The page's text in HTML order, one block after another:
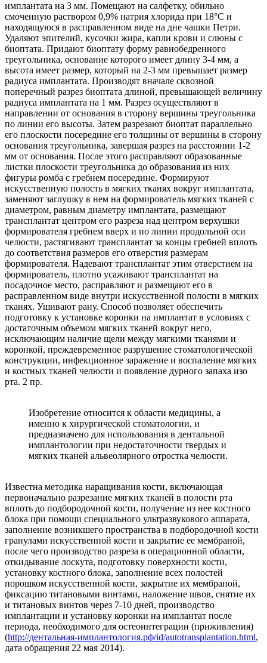
имплантата на 3 мм. Помещают на салфетку, обильно
смоченную раствором 0,9% натрия хлорида при 18°C и
находящуюся в расправленном виде на дне чашки Петри.
Удаляют эпителий, кусочки жира, капли крови и слюны с
биоптата. Придают биоптату форму равнобедренного
треугольника, основание которого имеет длину 3-4 мм, а
высота имеет размер, который на 2-3 мм превышает размер
радиуса имплантата. Производят вначале сквозной
поперечный разрез биоптата длиной, превышающей величину
радиуса имплантата на 1 мм. Разрез осуществляют в
направлении от основания в сторону вершины треугольника
по линии его высоты. Затем разрезают биоптат параллельно
его плоскости посередине его толщины от вершины в сторону
основания треугольника, завершая разрез на расстоянии 1-2
мм от основания. После этого расправляют образованные
листки плоскости треугольника до образования из них
фигуры ромба с гребнем посередине. Формируют
искусственную полость в мягких тканях вокруг имплантата,
заменяют заглушку в нем на формирователь мягких тканей с
диаметром, равным диаметру имплантата, размещают
трансплантат центром его разреза над центром верхушки
формирователя гребнем вверх и по линии продольной оси
челюсти, растягивают трансплантат за концы гребней вплоть
до соответствия размеров его отверстия размерам
формирователя. Надевают трансплантат этим отверстием на
формирователь, плотно усаживают трансплантат на
посадочное место, расправляют и размещают его в
расправленном виде внутри искусственной полости в мягких
тканях. Ушивают рану. Способ позволяет обеспечить
подготовку к установке коронки на имплантат в условиях с
достаточным объемом мягких тканей вокруг него,
исключающим наличие щели между мягкими тканями и
коронкой, преждевременное разрушение стоматологической
конструкции, инфекционное заражение и воспаление мягких
и костных тканей челюсти и появление дурного запаха изо
рта. 2 пр.
Изобретение относится к области медицины, а
именно к хирургической стоматологии, и
предназначено для использования в дентальной
имплантологии при недостаточности твердых и
мягких тканей альвеолярного отростка челюсти.
Известна методика наращивания кости, включающая
первоначально разрезание мягких тканей в полости рта
вплоть до подбородочной кости, получение из нее костного
блока при помощи специального ультразвукового аппарата,
заполнение возникшего пространства в подбородочной кости
гранулами искусственной кости и закрытие ее мембраной,
после чего производство разреза в операционной области,
откидывание лоскута, подготовку поверхности кости,
установку костного блока, заполнение всех полостей
порошком искусственной кости, закрытие их мембраной,
фиксацию титановыми винтами, наложение швов, снятие их
и титановых винтов через 7-10 дней, производство
имплантации и установку коронки на имплантат после
периода, необходимого для остеоинтеграции (приживления)
(http://дентальная-имплантология.рф/id/autotransplantation.html,
дата обращения 22 мая 2014).